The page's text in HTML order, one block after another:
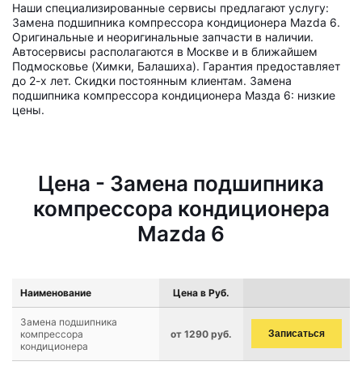
Наши специализированные сервисы предлагают услугу:
Замена подшипника компрессора кондиционера Mazda 6.
Оригинальные и неоригинальные запчасти в наличии.
Автосервисы располагаются в Москве и в ближайшем
Подмосковье (Химки, Балашиха). Гарантия предоставляет
до 2-х лет. Скидки постоянным клиентам. Замена
подшипника компрессора кондиционера Мазда 6: низкие
цены.
Цена - Замена подшипника
компрессора кондиционера
Mazda 6
Наименование Цена в Руб.
Замена подшипника
компрессора
кондиционера
от 1290 руб. Записаться